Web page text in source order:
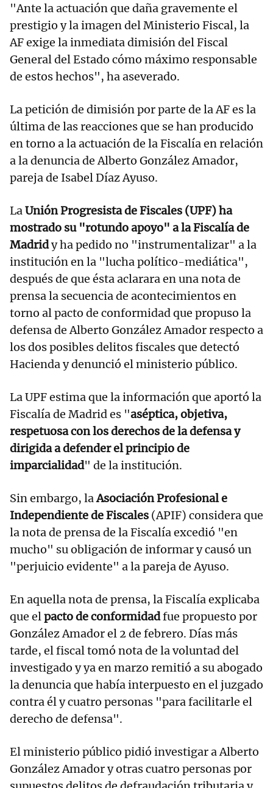
"Ante la actuación que daña gravemente el
prestigio y la imagen del Ministerio Fiscal, la
AF exige la inmediata dimisión del Fiscal
General del Estado cómo máximo responsable
de estos hechos", ha aseverado.
La petición de dimisión por parte de la AF es la
última de las reacciones que se han producido
en torno a la actuación de la Fiscalía en relación
a la denuncia de Alberto González Amador,
pareja de Isabel Díaz Ayuso.
LaUnión Progresista de Fiscales (UPF) ha
mostrado su "rotundo apoyo" a la Fiscalía de
Madridy ha pedido no "instrumentalizar" a la
institución en la "lucha político-mediática",
después de que ésta aclarara en una nota de
prensa la secuencia de acontecimientos en
torno al pacto de conformidad que propuso la
defensa de Alberto González Amador respecto a
los dos posibles delitos fiscales que detectó
Hacienda y denunció el ministerio público.
La UPF estima que la información que aportó la
Fiscalía de Madrid es "aséptica, objetiva,
respetuosa con los derechos de la defensa y
dirigida a defender el principio de
imparcialidad" de la institución.
Sin embargo, laAsociación Profesional e
Independiente de Fiscales (APIF) considera que
la nota de prensa de la Fiscalía excedió "en
mucho" su obligación de informar y causó un
"perjuicio evidente" a la pareja de Ayuso.
En aquella nota de prensa, la Fiscalía explicaba
que elpacto de conformidadfue propuesto por
González Amador el 2 de febrero. Días más
tarde, el fiscal tomó nota de la voluntad del
investigado y ya en marzo remitió a su abogado
la denuncia que había interpuesto en el juzgado
contra él y cuatro personas "para facilitarle el
derecho de defensa".
El ministerio público pidió investigar a Alberto
González Amador y otras cuatro personas por